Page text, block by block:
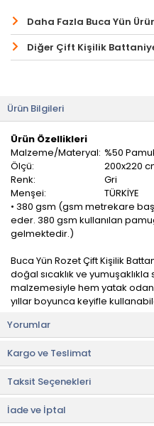
Daha Fazla Buca Yün
Diğer Çift Kişilik
Ürün Bilgileri
Ürün Özellikleri
Malzeme/Materyal: %50
Ölçü:
200x220
Renk:
Gri
Menşei:
TÜRKİYE
• 380 gsm (gsm metrekare
eder. 380 gsm kullanılan
gelmektedir.)
Buca Yün Rozet Çift Kişilik
doğal sıcaklık ve yumuşaklıkla
malzemesiyle hem yatak
yıllar boyunca keyifle
Geniş boyutları sayesinde çift
sizin hem de sevdiklerinizin
Yüksek kaliteli işçiliği ve
günkü gibi kullanım imkanı
Kullanım ve Bakım Bilgileri
• Hassas yıkama programında
Yorumlar
Kargo ve Teslimat
Taksit Seçenekleri
İade ve İptal